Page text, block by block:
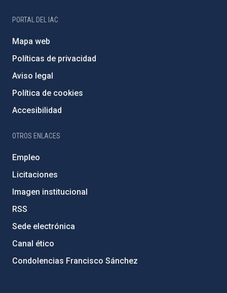
PORTAL DEL IAC
Mapa web
Políticas de privacidad
Aviso legal
Política de cookies
Accesibilidad
OTROS ENLACES
Empleo
Licitaciones
Imagen institucional
RSS
Sede electrónica
Canal ético
Condolencias Francisco Sánchez